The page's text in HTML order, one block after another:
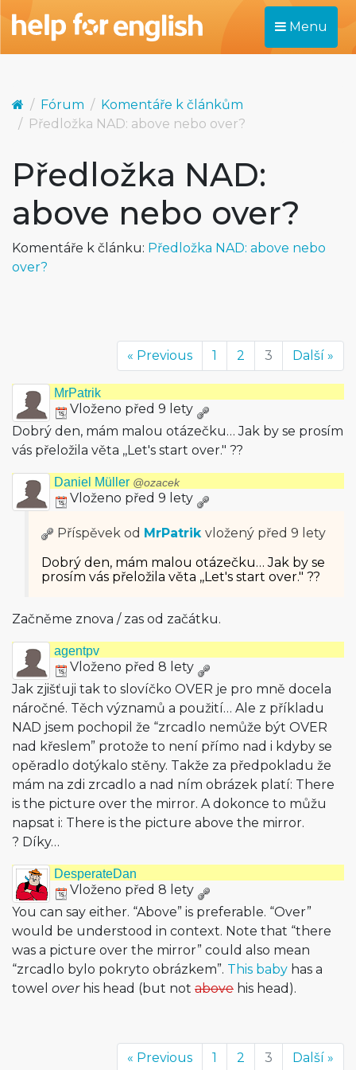
Menu
Fórum
Komentáře k článkům
Předložka NAD: above nebo over?
Předložka NAD:
above nebo over?
Komentáře k článku: Předložka NAD: above nebo
over?
« Previous 1 2 3 Další »
MrPatrik
Vloženo před 9 lety
Dobrý den, mám malou otázečku… Jak by se prosím
vás přeložila věta ,,Let's start over." ??
Daniel Müller @ozacek
Vloženo před 9 lety
Příspěvek od MrPatrik vložený před 9 lety
Dobrý den, mám malou otázečku… Jak by se
prosím vás přeložila věta ,,Let's start over." ??
Začněme znova / zas od začátku.
agentpv
Vloženo před 8 lety
Jak zjišťuji tak to slovíčko OVER je pro mně docela
náročné. Těch významů a použití… Ale z příkladu
NAD jsem pochopil že “zrcadlo nemůže být OVER
nad křeslem” protože to není přímo nad i kdyby se
opěradlo dotýkalo stěny. Takže za předpokladu že
mám na zdi zrcadlo a nad ním obrázek platí: There
is the picture over the mirror. A dokonce to můžu
napsat i: There is the picture above the mirror.
? Díky…
DesperateDan
Vloženo před 8 lety
You can say either. “Above” is preferable. “Over”
would be understood in context. Note that “there
was a picture over the mirror” could also mean
“zrcadlo bylo pokryto obrázkem”. This baby has a
towel overhis head (but not above his head).
« Previous 1 2 3 Další »